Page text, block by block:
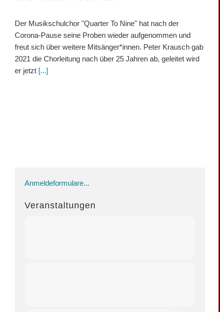
Der Musikschulchor "Quarter To Nine" hat nach der
Corona-Pause seine Proben wieder aufgenommen und
freut sich über weitere Mitsänger*innen. Peter Krausch gab
2021 die Chorleitung nach über 25 Jahren ab, geleitet wird
er jetzt [...]
Anmeldeformulare...
Veranstaltungen